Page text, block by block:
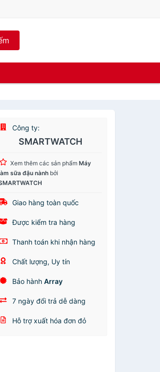
Công ty:
SMARTWATCH
Xem thêm các sản phẩmMáy
sữa đậu nành bởi
Giao hàng toàn quốc
Được kiểm tra hàng
Thanh toán khi nhận hàng
Chất lượng, Uy tín
Bảo hànhArray
7 ngày đổi trả dễ dàng
Hỗ trợ xuất hóa đơn đỏ